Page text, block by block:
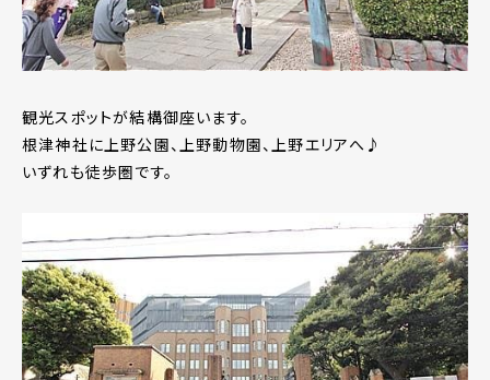
観光スポットが結構御座います。
根津神社に上野公園、上野動物園、上野エリアへ♪
いずれも徒歩圏です。